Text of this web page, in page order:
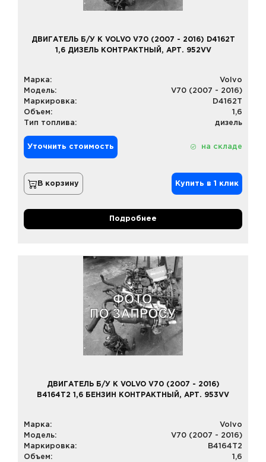
ДВИГАТЕЛЬ Б/У К VOLVO V70 (2007 - 2016) D4162T
1,6 ДИЗЕЛЬ КОНТРАКТНЫЙ, АРТ. 952VV
Марка:
Volvo
Модель:
V70 (2007 - 2016)
Маркировка:
D4162T
Объем:
1,6
Тип топлива:
дизель
Уточнить стоимость на складе
В корзину Купить в 1 клик
Подробнее
ДВИГАТЕЛЬ Б/У К VOLVO V70 (2007 - 2016)
B4164T2 1,6 БЕНЗИН КОНТРАКТНЫЙ, АРТ. 953VV
Марка:
Volvo
Модель:
V70 (2007 - 2016)
Маркировка:
B4164T2
Объем:
1,6